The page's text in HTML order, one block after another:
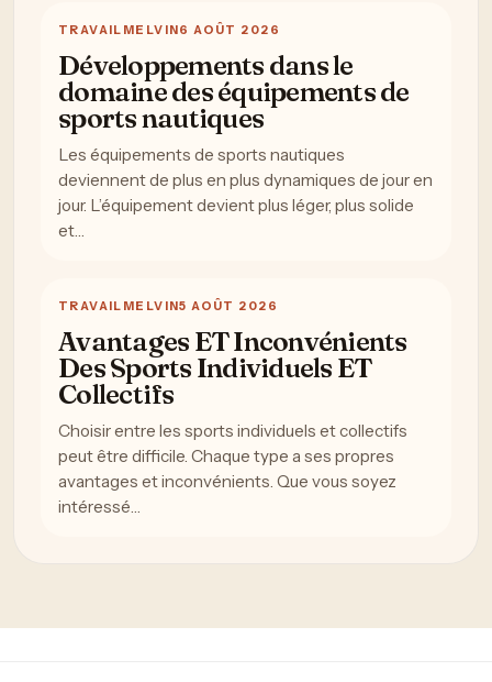
TRAVAIL MELVIN6 AOÛT 2026
Développements dans le
domaine des équipements de
sports nautiques
Les équipements de sports nautiques
deviennent de plus en plus dynamiques de jour en
jour. L’équipement devient plus léger, plus solide
et…
TRAVAIL MELVIN5 AOÛT 2026
Avantages ET Inconvénients
Des Sports Individuels ET
Collectifs
Choisir entre les sports individuels et collectifs
peut être difficile. Chaque type a ses propres
avantages et inconvénients. Que vous soyez
intéressé…